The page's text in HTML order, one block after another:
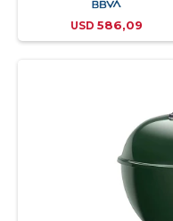
USD 586,09